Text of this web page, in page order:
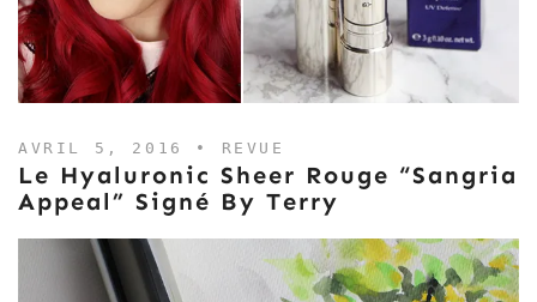
AVRIL 5, 2016 • REVUE
Le Hyaluronic Sheer Rouge “Sangria
Appeal” Signé By Terry